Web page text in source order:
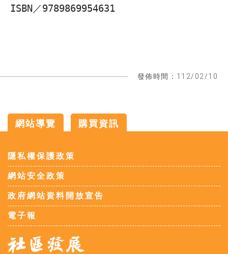
ISBN／9789869954631
發佈時間：112/02/10
網站導覽
購買資訊
隱私權保護政策
網站安全政策
政府網站資料開放宣告
電子報